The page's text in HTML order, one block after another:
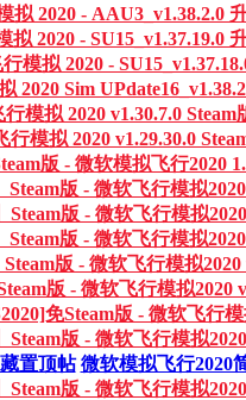
拟 2020 - AAU3_v1.38.2.0
拟 2020 - SU15_v1.37.19.0
模拟 2020 -
2020 Sim
模拟 2020 v1.30.7.0
行模拟 2020 v1.29.30.0
版 - 微软模拟飞行2020
Steam版 - 微软飞行模拟
Steam版 - 微软飞行模拟
Steam版 - 微软飞行模拟
Steam版 - 微软飞行模拟
版 - 微软飞行模拟2020
免Steam版 - 微软飞行
Steam版 - 微软飞行模拟
置顶帖 微软模拟飞行2020
Steam版 - 微软飞行模拟